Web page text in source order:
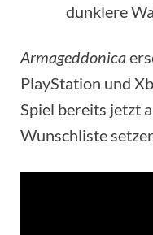
dunklere
Armageddonica
PlayStation und
Spiel bereits jetzt
Wunschliste